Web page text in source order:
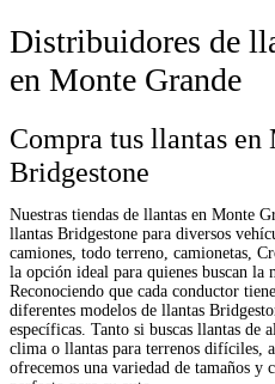
Distribuidores de
en Monte Grande
Compra tus llantas en
Bridgestone
Nuestras tiendas de llantas en Monte
llantas Bridgestone para diversos
camiones, todo terreno, camionetas,
la opción ideal para quienes buscan la
Reconociendo que cada conductor
diferentes modelos de llantas
específicas. Tanto si buscas llantas
clima o llantas para terrenos difíciles,
ofrecemos una variedad de tamaños y